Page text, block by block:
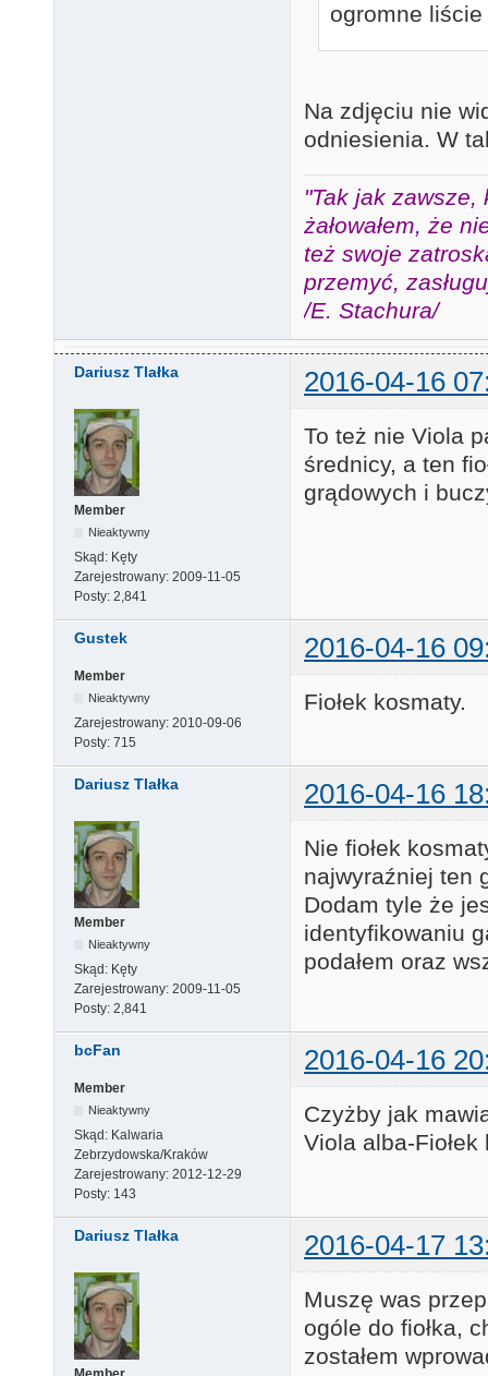
ogromne
Na zdjęciu nie
odniesienia. W
"Tak jak zawsze,
żałowałem, że
też swoje
przemyć,
/E. Stachura/
Dariusz Tlałka 2016-04-16
Member
Nieaktywny
Skąd: Kęty
Zarejestrowany: 2009-11-05
Posty: 2,841
To też nie Viola
średnicy, a ten
grądowych i
Gustek 2016-04-16
Member
Nieaktywny
Zarejestrowany: 2010-09-06
Posty: 715
Fiołek kosmaty.
Dariusz Tlałka 2016-04-16
Member
Nieaktywny
Skąd: Kęty
Zarejestrowany: 2009-11-05
Posty: 2,841
Nie fiołek
najwyraźniej ten
Dodam tyle że
identyfikowaniu
podałem oraz
bcFan 2016-04-16
Member
Nieaktywny
Skąd: Kalwaria
Zebrzydowska/Kraków
Zarejestrowany: 2012-12-29
Posty: 143
Czyżby jak
Viola alba-Fiołek
Dariusz Tlałka 2016-04-17
Muszę was
ogóle do fiołka,
zostałem